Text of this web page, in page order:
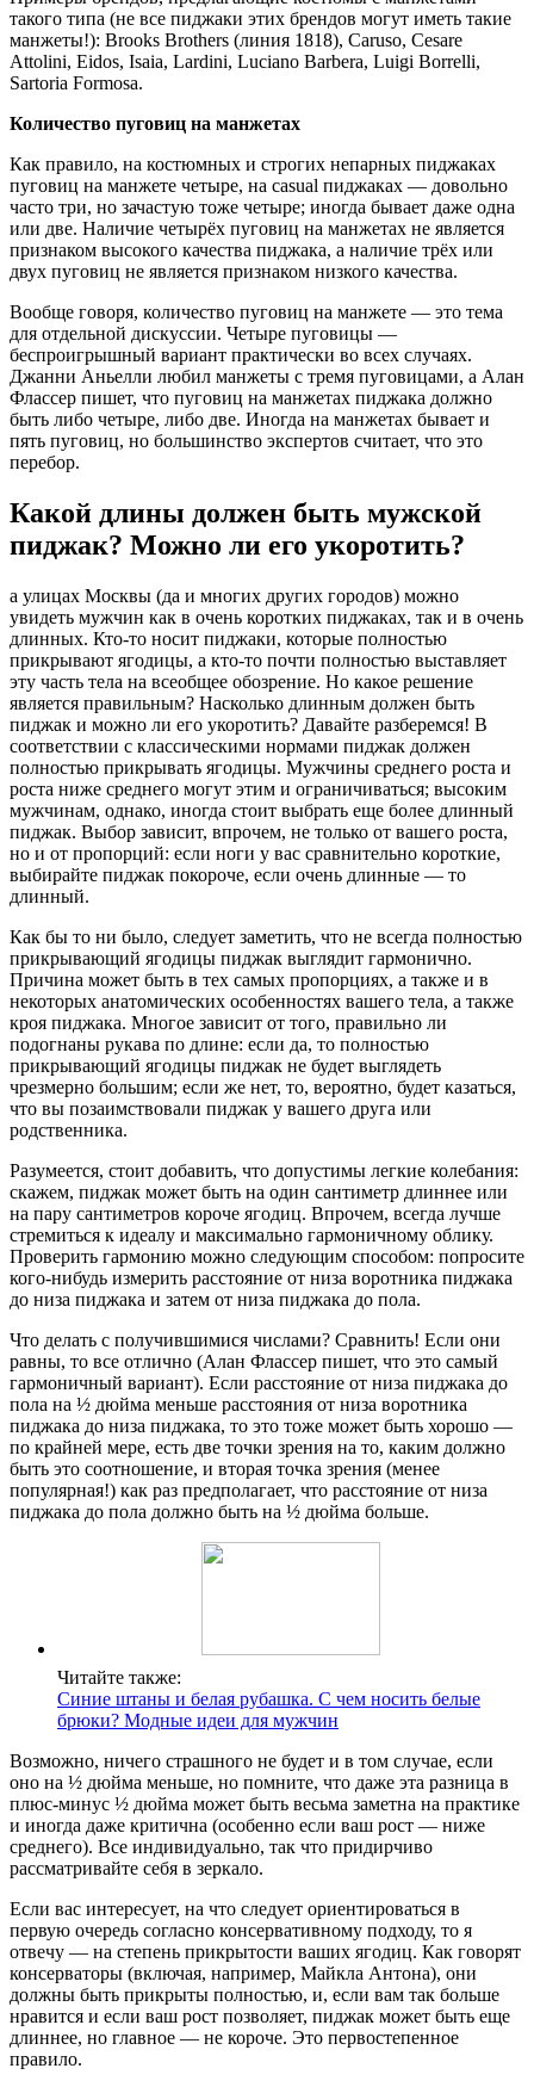
такого типа (не все пиджаки этих брендов могут иметь такие
манжеты!): Brooks Brothers (линия 1818), Caruso, Cesare
Attolini, Eidos, Isaia, Lardini, Luciano Barbera, Luigi Borrelli,
Sartoria Formosa.
Количество пуговиц на манжетах
Как правило, на костюмных и строгих непарных пиджаках
пуговиц на манжете четыре, на casual пиджаках — довольно
часто три, но зачастую тоже четыре; иногда бывает даже одна
или две. Наличие четырёх пуговиц на манжетах не является
признаком высокого качества пиджака, а наличие трёх или
двух пуговиц не является признаком низкого качества.
Вообще говоря, количество пуговиц на манжете — это тема
для отдельной дискуссии. Четыре пуговицы —
беспроигрышный вариант практически во всех случаях.
Джанни Аньелли любил манжеты с тремя пуговицами, а Алан
Флассер пишет, что пуговиц на манжетах пиджака должно
быть либо четыре, либо две. Иногда на манжетах бывает и
пять пуговиц, но большинство экспертов считает, что это
перебор.
Какой длины должен быть мужской
пиджак? Можно ли его укоротить?
а улицах Москвы (да и многих других городов) можно
увидеть мужчин как в очень коротких пиджаках, так и в очень
длинных. Кто-то носит пиджаки, которые полностью
прикрывают ягодицы, а кто-то почти полностью выставляет
эту часть тела на всеобщее обозрение. Но какое решение
является правильным? Насколько длинным должен быть
пиджак и можно ли его укоротить? Давайте разберемся! В
соответствии с классическими нормами пиджак должен
полностью прикрывать ягодицы. Мужчины среднего роста и
роста ниже среднего могут этим и ограничиваться; высоким
мужчинам, однако, иногда стоит выбрать еще более длинный
пиджак. Выбор зависит, впрочем, не только от вашего роста,
но и от пропорций: если ноги у вас сравнительно короткие,
выбирайте пиджак покороче, если очень длинные — то
длинный.
Как бы то ни было, следует заметить, что не всегда полностью
прикрывающий ягодицы пиджак выглядит гармонично.
Причина может быть в тех самых пропорциях, а также и в
некоторых анатомических особенностях вашего тела, а также
кроя пиджака. Многое зависит от того, правильно ли
подогнаны рукава по длине: если да, то полностью
прикрывающий ягодицы пиджак не будет выглядеть
чрезмерно большим; если же нет, то, вероятно, будет казаться,
что вы позаимствовали пиджак у вашего друга или
родственника.
Разумеется, стоит добавить, что допустимы легкие колебания:
скажем, пиджак может быть на один сантиметр длиннее или
на пару сантиметров короче ягодиц. Впрочем, всегда лучше
стремиться к идеалу и максимально гармоничному облику.
Проверить гармонию можно следующим способом: попросите
кого-нибудь измерить расстояние от низа воротника пиджака
до низа пиджака и затем от низа пиджака до пола.
Что делать с получившимися числами? Сравнить! Если они
равны, то все отлично (Алан Флассер пишет, что это самый
гармоничный вариант). Если расстояние от низа пиджака до
пола на ½ дюйма меньше расстояния от низа воротника
пиджака до низа пиджака, то это тоже может быть хорошо —
по крайней мере, есть две точки зрения на то, каким должно
быть это соотношение, и вторая точка зрения (менее
популярная!) как раз предполагает, что расстояние от низа
пиджака до пола должно быть на ½ дюйма больше.
Читайте также:
Синие штаны и белая рубашка. С чем носить белые
брюки? Модные идеи для мужчин
Возможно, ничего страшного не будет и в том случае, если
оно на ½ дюйма меньше, но помните, что даже эта разница в
плюс-минус ½ дюйма может быть весьма заметна на практике
и иногда даже критична (особенно если ваш рост — ниже
среднего). Все индивидуально, так что придирчиво
рассматривайте себя в зеркало.
Если вас интересует, на что следует ориентироваться в
первую очередь согласно консервативному подходу, то я
отвечу — на степень прикрытости ваших ягодиц. Как говорят
консерваторы (включая, например, Майкла Антона), они
должны быть прикрыты полностью, и, если вам так больше
нравится и если ваш рост позволяет, пиджак может быть еще
длиннее, но главное — не короче. Это первостепенное
правило.